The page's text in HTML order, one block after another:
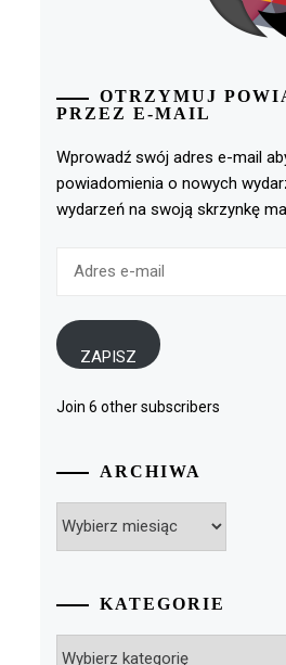
OTRZYMUJ
PRZEZ E-MAIL
Wprowadź swój adres e-mail
powiadomienia o nowych
wydarzeń na swoją skrzynkę
ZAPISZ
Join 6 other subscribers
ARCHIWA
KATEGORIE